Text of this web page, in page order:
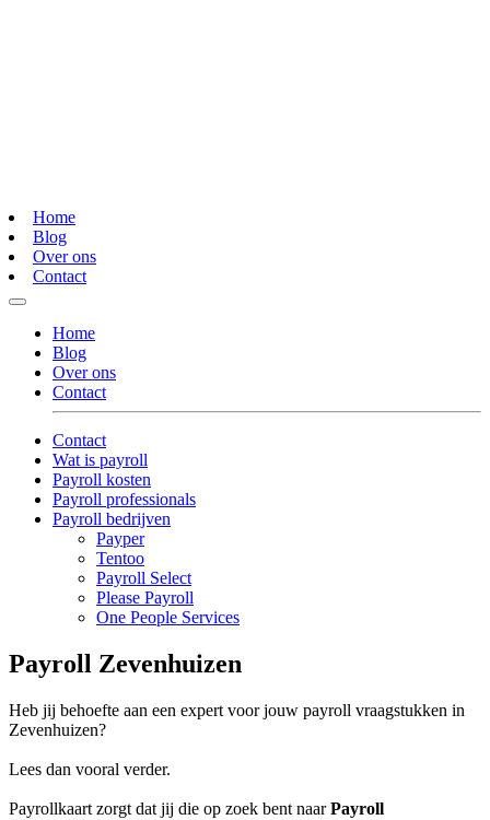
Home
Blog
Over ons
Contact
Home
Blog
Over ons
Contact
Contact
Wat is payroll
Payroll kosten
Payroll professionals
Payroll bedrijven
Payper
Tentoo
Payroll Select
Please Payroll
One People Services
Payroll Zevenhuizen
Heb jij behoefte aan een expert voor jouw payroll vraagstukken in
Zevenhuizen?
Lees dan vooral verder.
Payrollkaart zorgt dat jij die op zoek bent naarPayroll